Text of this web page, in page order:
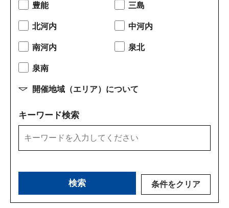
豊能 三島
北河内 中河内
南河内 泉北
泉南
開催地域（エリア）について
キーワード検索
条件をクリア